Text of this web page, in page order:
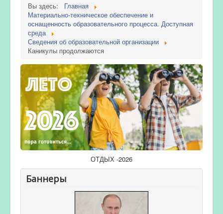
Вы здесь:
Главная
Материально-техническое обеспечение и
оснащенность образовательного процесса. Доступная
среда
Сведения об образовательной организации
Каникулы продолжаются
ОТДЫХ -2026
Баннеры